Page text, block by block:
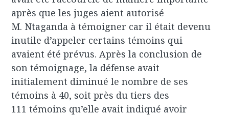
après que les juges aient autorisé
M. Ntaganda à témoigner car il était devenu
inutile d’appeler certains témoins qui
avaient été prévus. Après la conclusion de
son témoignage, la défense avait
initialement diminué le nombre de ses
témoins à 40, soit près du tiers des
111 témoins qu’elle avait indiqué avoir